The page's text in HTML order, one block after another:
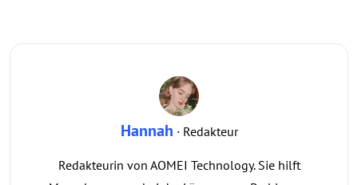
Hannah · Redakteur
Redakteurin von AOMEI Technology. Sie hilft